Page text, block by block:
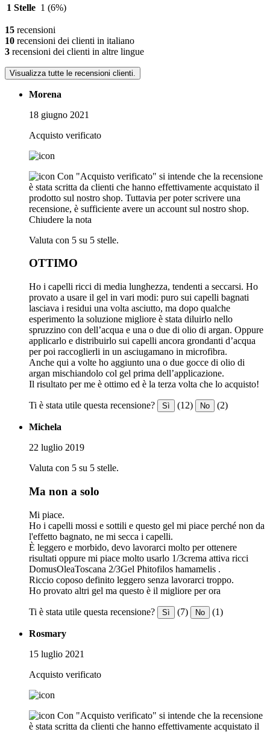
1 Stelle 1 (6%)
15 recensioni
10 recensioni dei clienti in italiano
3 recensioni dei clienti in altre lingue
Visualizza tutte le recensioni clienti.
Morena
18 giugno 2021
Acquisto verificato
Con "Acquisto verificato" si intende che la recensione
è stata scritta da clienti che hanno effettivamente acquistato il
prodotto sul nostro shop. Tuttavia per poter scrivere una
recensione, è sufficiente avere un account sul nostro shop.
Chiudere la nota
Valuta con 5 su 5 stelle.
OTTIMO
Ho i capelli ricci di media lunghezza, tendenti a seccarsi. Ho
provato a usare il gel in vari modi: puro sui capelli bagnati
lasciava i residui una volta asciutto, ma dopo qualche
esperimento la soluzione migliore è stata diluirlo nello
spruzzino con dell’acqua e una o due di olio di argan. Oppure
applicarlo e distribuirlo sui capelli ancora grondanti d’acqua
per poi raccoglierli in un asciugamano in microfibra.
Anche qui a volte ho aggiunto una o due gocce di olio di
argan mischiandolo col gel prima dell’applicazione.
Il risultato per me è ottimo ed è la terza volta che lo acquisto!
Ti è stata utile questa recensione? Sì (12) No (2)
Michela
22 luglio 2019
Valuta con 5 su 5 stelle.
Ma non a solo
Mi piace.
Ho i capelli mossi e sottili e questo gel mi piace perché non da
l'effetto bagnato, ne mi secca i capelli.
È leggero e morbido, devo lavorarci molto per ottenere
risultati oppure mi piace molto usarlo 1/3crema attiva ricci
DomusOleaToscana 2/3Gel Phitofilos hamamelis .
Riccio coposo definito leggero senza lavorarci troppo.
Ho provato altri gel ma questo è il migliore per ora
Ti è stata utile questa recensione? Sì (7) No (1)
Rosmary
15 luglio 2021
Acquisto verificato
Con "Acquisto verificato" si intende che la recensione
è stata scritta da clienti che hanno effettivamente acquistato il